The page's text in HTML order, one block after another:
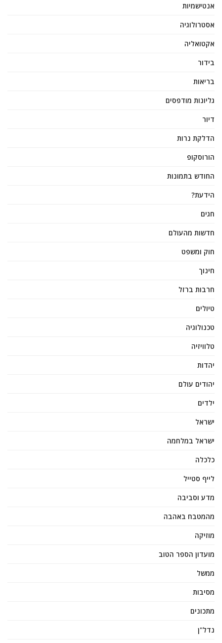
אנטישמיות
אסטרולוגיה
אקטואליה
בידור
בריאות
גליונות מודפסים
דיור
הדלקת נרות
הורוסקופ
החודש בתמונות
הידעת?
חגים
חדשות מהעולם
חוק ומשפט
חינוך
חרבות ברזל
טיולים
טכנולוגיה
טלוויזיה
יהדות
יהודים עולם
ילדים
ישראל
ישראל במלחמה
כלכלה
לייף סטייל
מדע וסביבה
מהמטבח באהבה
מוזיקה
מועדון הספר הטוב
ממשל
מסיבות
מתכונים
נדל"ן